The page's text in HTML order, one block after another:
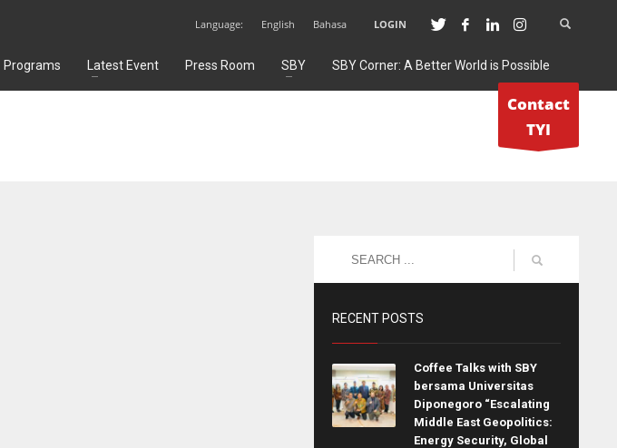
Language: English Bahasa LOGIN
Programs Latest Event Press Room SBY SBY Corner: A Better World is Possible
Contact
TYI
RECENT POSTS
Coffee Talks with SBY
bersama Universitas
Diponegoro “Escalating
Middle East Geopolitics:
Energy Security, Global